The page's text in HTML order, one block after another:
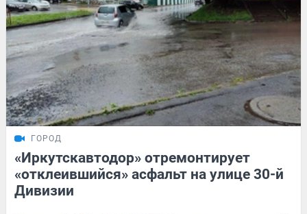
ГОРОД
«Иркутскавтодор» отремонтирует
«отклеившийся» асфальт на улице 30-й
Дивизии